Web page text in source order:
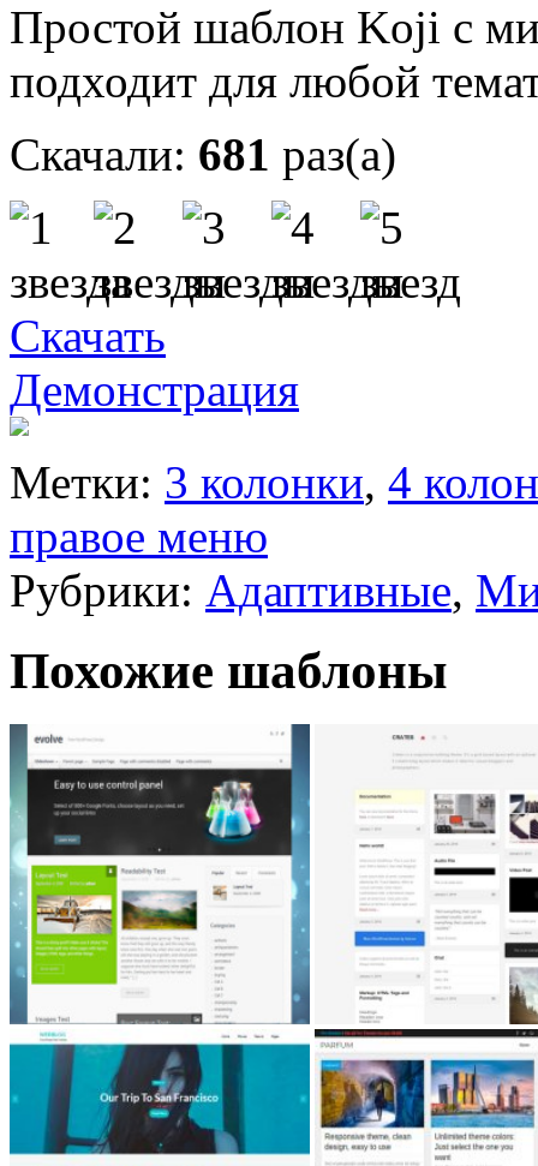
Простой шаблон Koji с
подходит для любой
Скачали: 681 раз(а)
Скачать
Демонстрация
Метки: 3 колонки, 4
правое меню
Рубрики: Адаптивные,
Похожие шаблоны